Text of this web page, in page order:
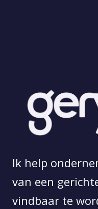
Ik help
van een
vindbaar te